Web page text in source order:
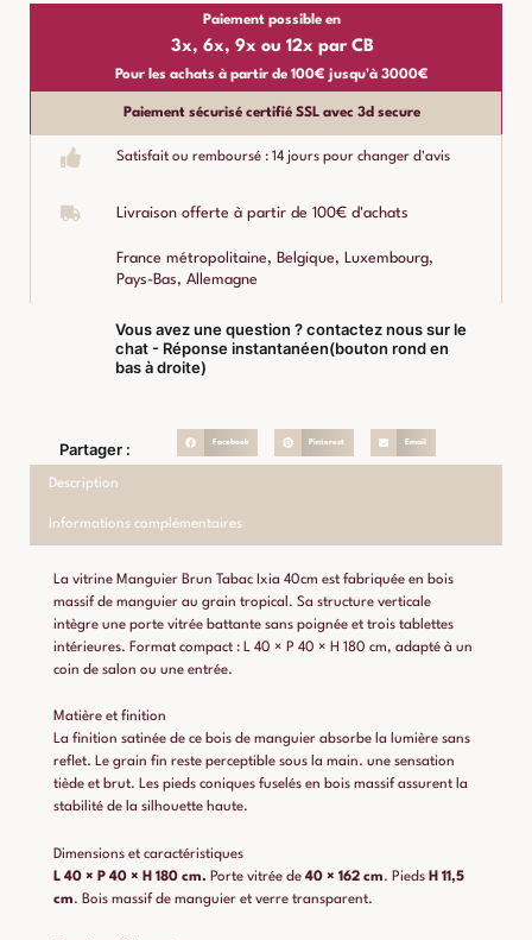
Paiement possible en
3x, 6x, 9x ou 12x par CB
Pour les achats à partir de 100€ jusqu'à 3000€
Paiement sécurisé certifié SSL avec 3d secure
Satisfait ou remboursé : 14 jours pour changer d'avis
Livraison offerte à partir de 100€ d'achats
France métropolitaine, Belgique, Luxembourg,
Pays-Bas, Allemagne
Vous avez une question ? contactez nous sur le
chat - Réponse instantanéen(bouton rond en
bas à droite)
Partager : Facebook Pinterest Email
Description
Informations complémentaires
La vitrine Manguier Brun Tabac Ixia 40cm est fabriquée en bois
massif de manguier au grain tropical. Sa structure verticale
intègre une porte vitrée battante sans poignée et trois tablettes
intérieures. Format compact : L 40 × P 40 × H 180 cm, adapté à un
coin de salon ou une entrée.
Matière et finition
La finition satinée de ce bois de manguier absorbe la lumière sans
reflet. Le grain fin reste perceptible sous la main. une sensation
tiède et brut. Les pieds coniques fuselés en bois massif assurent la
stabilité de la silhouette haute.
Dimensions et caractéristiques
L 40 × P 40 × H 180 cm. Porte vitrée de 40 × 162 cm. Pieds H 11,5
cm. Bois massif de manguier et verre transparent.